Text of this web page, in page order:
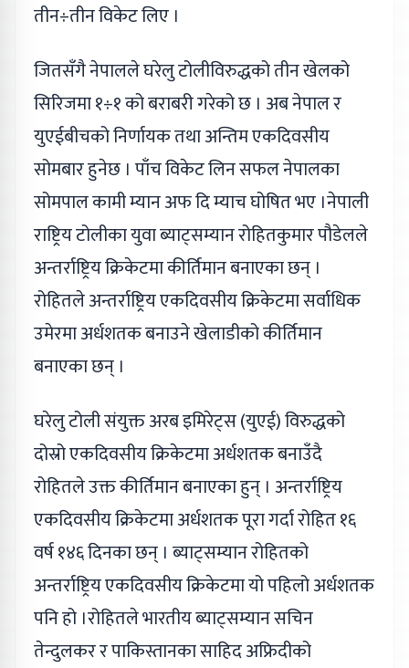
तीन÷तीन विकेट लिए ।
जितसँगै नेपालले घरेलु टोलीविरुद्धको तीन खेलको
सिरिजमा १÷१ को बराबरी गरेको छ । अब नेपाल र
युएईबीचको निर्णायक तथा अन्तिम एकदिवसीय
सोमबार हुनेछ । पाँच विकेट लिन सफल नेपालका
सोमपाल कामी म्यान अफ दि म्याच घोषित भए ।नेपाली
राष्ट्रिय टोलीका युवा ब्याट्सम्यान रोहितकुमार पौडेलले
अन्तर्राष्ट्रिय क्रिकेटमा कीर्तिमान बनाएका छन् ।
रोहितले अन्तर्राष्ट्रिय एकदिवसीय क्रिकेटमा सर्वाधिक
उमेरमा अर्धशतक बनाउने खेलाडीको कीर्तिमान
बनाएका छन् ।
घरेलु टोली संयुक्त अरब इमिरेट्स (युएई) विरुद्धको
दोस्रो एकदिवसीय क्रिकेटमा अर्धशतक बनाउँदै
रोहितले उक्त कीर्तिमान बनाएका हुन् । अन्तर्राष्ट्रिय
एकदिवसीय क्रिकेटमा अर्धशतक पूरा गर्दा रोहित १६
वर्ष १४६ दिनका छन् । ब्याट्सम्यान रोहितको
अन्तर्राष्ट्रिय एकदिवसीय क्रिकेटमा यो पहिलो अर्धशतक
पनि हो ।रोहितले भारतीय ब्याट्सम्यान सचिन
तेन्दुलकर र पाकिस्तानका साहिद अफ्रिदीको